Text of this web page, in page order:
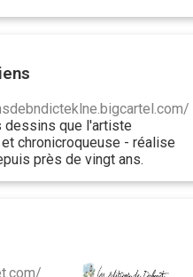
dessins que l'artiste
chronicroqueuse - réalise
près de vingt ans.